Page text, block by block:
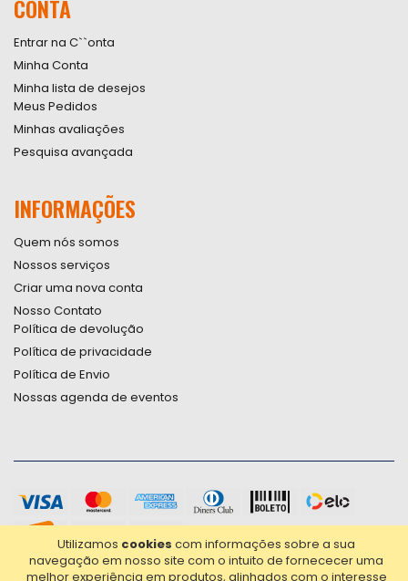
Utilizamos cookies com informações sobre a sua
navegação em nosso site com o intuito de fornececer uma
melhor experiência em produtos, alinhados com o interesse
Newsletter:
CONTA
Entrar na C``onta
Minha Conta
Minha lista de desejos
Meus Pedidos
Minhas avaliações
Pesquisa avançada
INFORMAÇÕES
Quem nós somos
Nossos serviços
Criar uma nova conta
Nosso Contato
Política de devolução
Política de privacidade
Política de Envio
Nossas agenda de eventos